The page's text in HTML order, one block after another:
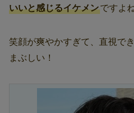
いいと感じるイケメンですよね
笑顔が爽やかすぎて、直視で
まぶしい！